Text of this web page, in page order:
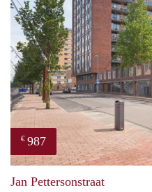
€ 987
Jan Pettersonstraat